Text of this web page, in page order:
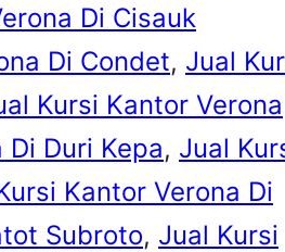
Di Cisauk
Di Condet, Jual
Kursi Kantor Verona
Duri Kepa, Jual
Kantor Verona Di
Subroto, Jual Kursi